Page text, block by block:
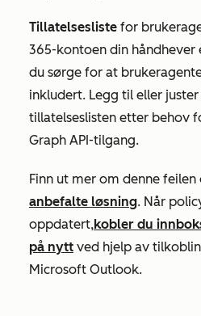
Tillatelsesliste for
365-kontoen din håndhever
du sørge for at
inkludert. Legg til eller
tillatelseslisten etter behov
Graph API-tilgang.
Finn ut mer om denne feilen
anbefalte løsning. Når
oppdatert,kobler du
på nytt ved hjelp av
Microsoft Outlook.